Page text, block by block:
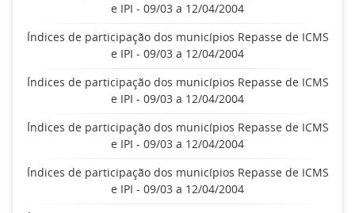
e IPI - 09/03 a 12/04/2004
Índices de participação dos municípios Repasse de ICMS
e IPI - 09/03 a 12/04/2004
Índices de participação dos municípios Repasse de ICMS
e IPI - 09/03 a 12/04/2004
Índices de participação dos municípios Repasse de ICMS
e IPI - 09/03 a 12/04/2004
Índices de participação dos municípios Repasse de ICMS
e IPI - 09/03 a 12/04/2004